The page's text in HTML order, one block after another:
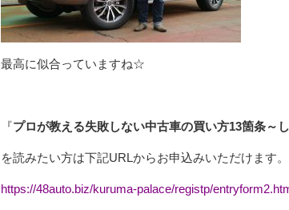
最高に似合っていますね☆
『プロが教える失敗しない中古車の買い方13箇条～
を読みたい方は下記URLからお申込みいただけます
https://48auto.biz/kuruma-palace/registp/